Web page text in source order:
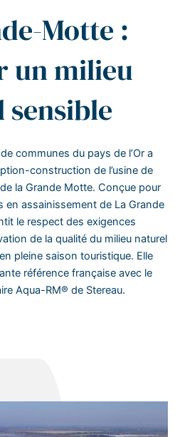
Motte :
un milieu
communes du pays de l’Or a
construction de l’usine de
la Grande Motte. Conçue pour
en assainissement de La Grande
le respect des exigences
de la qualité du milieu naturel
pleine saison touristique. Elle
référence française avec le
Aqua-RM® de Stereau.